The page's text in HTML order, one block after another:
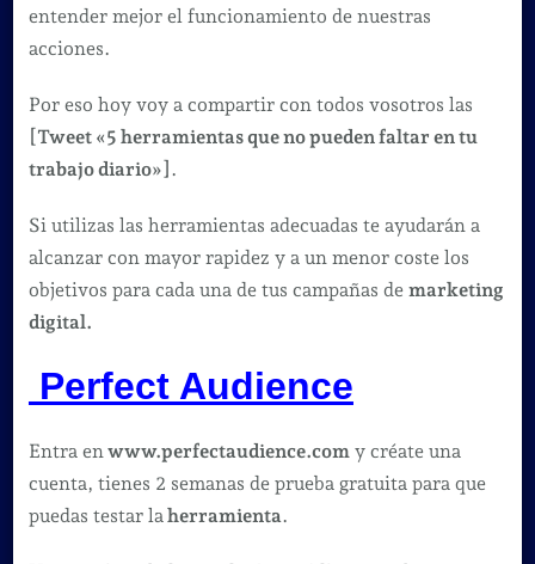
a
Marketing
Digital.
entender mejor el funcionamiento de nuestras
acciones.
Por eso hoy voy a compartir con todos vosotros las
[Tweet «5 herramientas que no pueden faltar en tu
trabajo diario»] .
Si utilizas las herramientas adecuadas te ayudarán a
alcanzar con mayor rapidez y a un menor coste los
objetivos para cada una de tus campañas de marketing
digital.
Perfect Audience
Entra en www.perfectaudience.com y créate una
cuenta, tienes 2 semanas de prueba gratuita para que
puedas testar la herramienta.